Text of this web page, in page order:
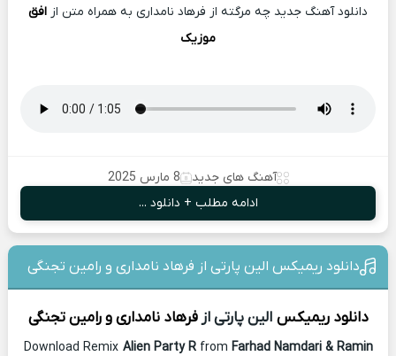
دانلود آهنگ جدید چه مرگته از فرهاد نامداری به همراه متن از افق
موزیک
آهنگ های جدید
8 مارس 2025
ادامه مطلب + دانلود ...
دانلود ریمیکس الین پارتی از فرهاد نامداری و رامین تجنگی
دانلود ریمیکس الین پارتی ازفرهاد نامداری و رامین تجنگی
Download Remix Alien Party Rfrom Farhad Namdari & Ramin